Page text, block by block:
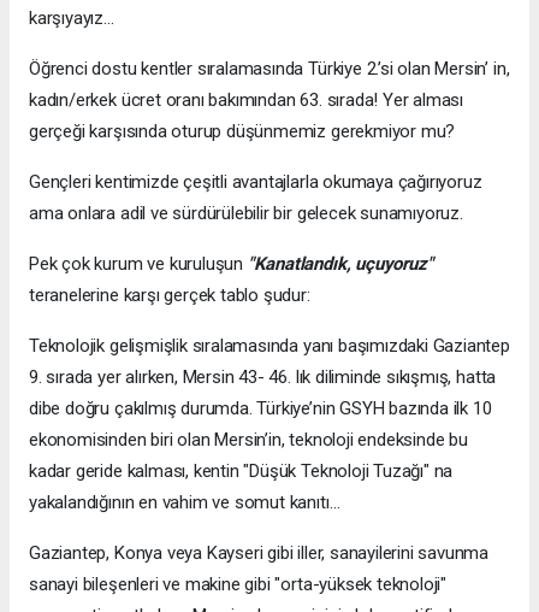
karşıyayız…
Öğrenci dostu kentler sıralamasında Türkiye 2.’si olan Mersin’ in,
kadın/erkek ücret oranı bakımından 63. sırada! Yer alması
gerçeği karşısında oturup düşünmemiz gerekmiyor mu?
Gençleri kentimizde çeşitli avantajlarla okumaya çağırıyoruz
ama onlara adil ve sürdürülebilir bir gelecek sunamıyoruz.
Pek çok kurum ve kuruluşun "Kanatlandık, uçuyoruz"
teranelerine karşı gerçek tablo şudur:
Teknolojik gelişmişlik sıralamasında yanı başımızdaki Gaziantep
9. sırada yer alırken, Mersin 43- 46. lık diliminde sıkışmış, hatta
dibe doğru çakılmış durumda. Türkiye’nin GSYH bazında ilk 10
ekonomisinden biri olan Mersin’in, teknoloji endeksinde bu
kadar geride kalması, kentin "Düşük Teknoloji Tuzağı" na
yakalandığının en vahim ve somut kanıtı…
Gaziantep, Konya veya Kayseri gibi iller, sanayilerini savunma
sanayi bileşenleri ve makine gibi "orta-yüksek teknoloji"